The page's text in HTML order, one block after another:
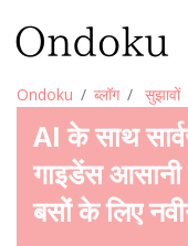
Ondoku ब्लॉग सुझावों
AI के साथ
गाइडेंस
बसों के लिए